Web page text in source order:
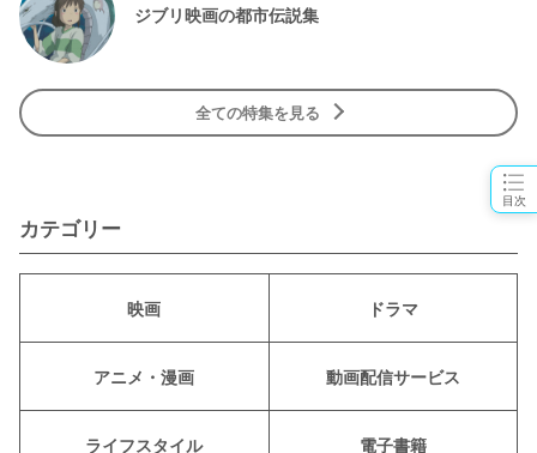
目次
ジブリ映画の都市伝説集
全ての特集を見る
カテゴリー
映画 ドラマ
アニメ・漫画 動画配信サービス
ライフスタイル 電子書籍